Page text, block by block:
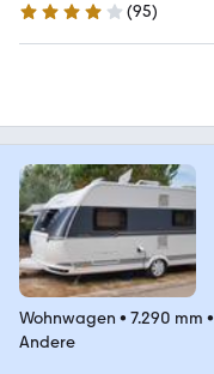
4.2 Sterne
(95)
Wohnwagen • 7.290 mm •
Andere